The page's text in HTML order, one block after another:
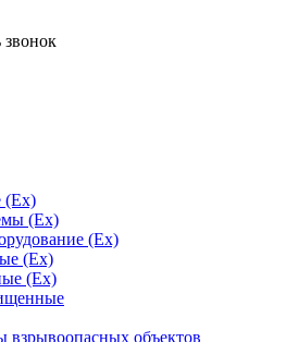
звонок
(Ex)
(Ex)
(Ex)
(Ex)
(Ex)
взрывоопасных объектов